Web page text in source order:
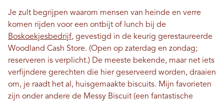
Je zult begrijpen waarom mensen van heinde en verre
komen rijden voor een ontbijt of lunch bij de
Boskoekjesbedrijf, gevestigd in de keurig gerestaureerde
Woodland Cash Store. (Open op zaterdag en zondag;
reserveren is verplicht.) De meeste bekende, maar net iets
verfijndere gerechten die hier geserveerd worden, draaien
om, je raadt het al, huisgemaakte biscuits. Mijn favorieten
zijn onder andere de Messy Biscuit (een fantastische